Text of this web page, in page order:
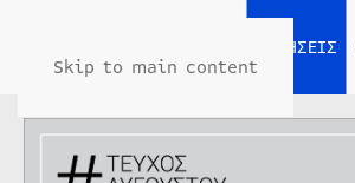
Skip to main content
ΕΙΔΗΣΕΙΣ